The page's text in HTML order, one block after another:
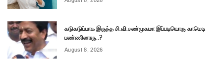
கடுகடுப்பாக இருந்த சி.வி.சண்முகமா இப்படியொரு காமெடி
பண்ணினாரு..?
August 8, 2026